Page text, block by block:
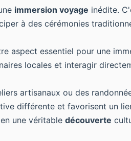
immersion voyage inédite.
à des cérémonies
aspect essentiel pour une
locales et interagir
artisanaux ou des
différente et favorisent un
une véritable découverte